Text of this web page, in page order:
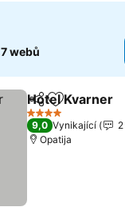
7 webů
SdíletPřidat na
Hotel Kvarner
4 Počet hvězdiček
9,0 Vynikající
Opatija